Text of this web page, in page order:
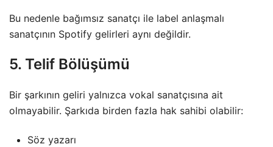
Bu nedenle bağımsız sanatçı ile label anlaşmalı
sanatçının Spotify gelirleri aynı değildir.
5. Telif Bölüşümü
Bir şarkının geliri yalnızca vokal sanatçısına ait
olmayabilir. Şarkıda birden fazla hak sahibi olabilir:
Söz yazarı